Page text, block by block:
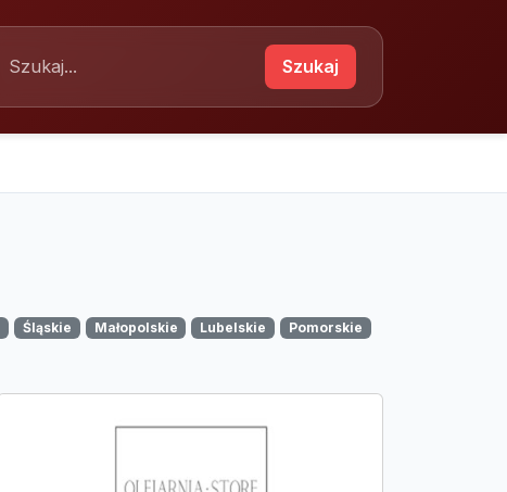
Szukaj
Śląskie Małopolskie Lubelskie
Pomorskie